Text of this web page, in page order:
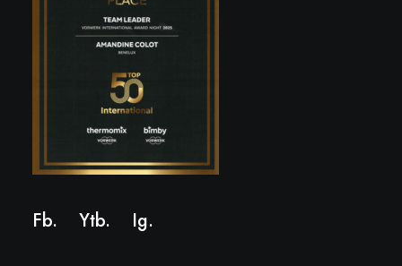
Fb. Ytb. Ig.